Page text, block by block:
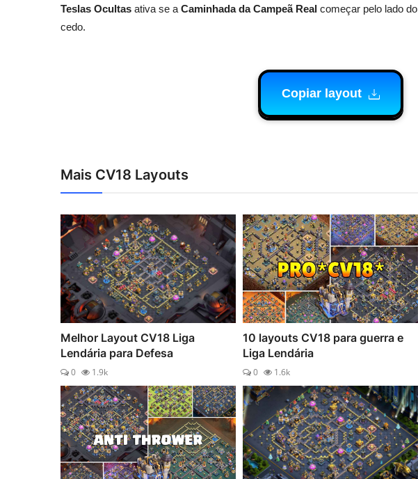
Teslas Ocultas ativa se a Caminhada da Campeã Real começar pelo lado do
cedo.
Copiar layout
Mais CV18 Layouts
Melhor Layout CV18 Liga
Lendária para Defesa
0 1.9k
10 layouts CV18 para guerra e
Liga Lendária
0 1.6k